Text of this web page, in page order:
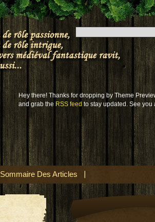
Hey there! Thanks for dropping by Theme
and grab the RSS feed to stay updated. See you
Sommaire Des Articles